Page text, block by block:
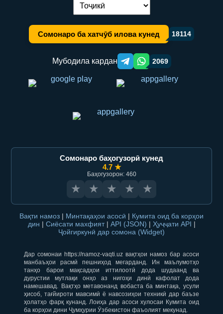
Иваз кардани забон:
Сомонаро ба хатчӯб илова кунед 18114
Мубодила кардан Telegram orqali ulashish
WhatsApp orqali ulashish
2069
Сомонаро баҳогузорӣ кунед
4.7 ★
Баҳогузорон: 460
★ ★ ★ ★ ★
Вақти намоз | Минтақаҳои асосӣ | Кумита оид ба корҳои
дин | Сиёсати махфият | API (JSON) | Ҳуҷҷати API |
Ҷойгиркунӣ дар сомона (Widget)
Дар сомонаи https://namoz-vaqti.uz вақтҳои намоз бар асоси
манбаъҳои расмӣ пешниҳод мегарданд. Ин маълумотҳо
танҳо барои мақсадҳои иттилоотӣ дода шудаанд ва
дурустии мутлақи онҳо аз нигоҳи динӣ кафолат дода
намешавад. Вақтҳо метавонанд вобаста ба минтақа, усули
ҳисоб, тағйироти мавсимӣ ё навсозиҳои техникӣ дар баъзе
ҳолатҳо фарқ кунанд. Лоиҳа дар асоси хулосаи Кумита оид
ба корҳои дини Ҷумҳурии Ӯзбекистон фаъолият мекунад.